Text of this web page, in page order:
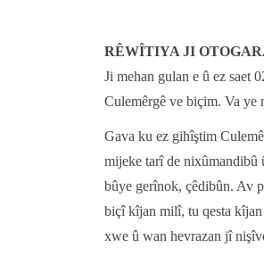
RÊWÎTIYA JI
Ji mehan gulan e û ez saet
Culemêrgê ve biçim. Va
Gava ku ez gihîştim
mijeke tarî de nixûmandibû
bûye gerînok, çêdibûn. Av
biçî kîjan milî, tu qesta
xwe û wan hevrazan jî